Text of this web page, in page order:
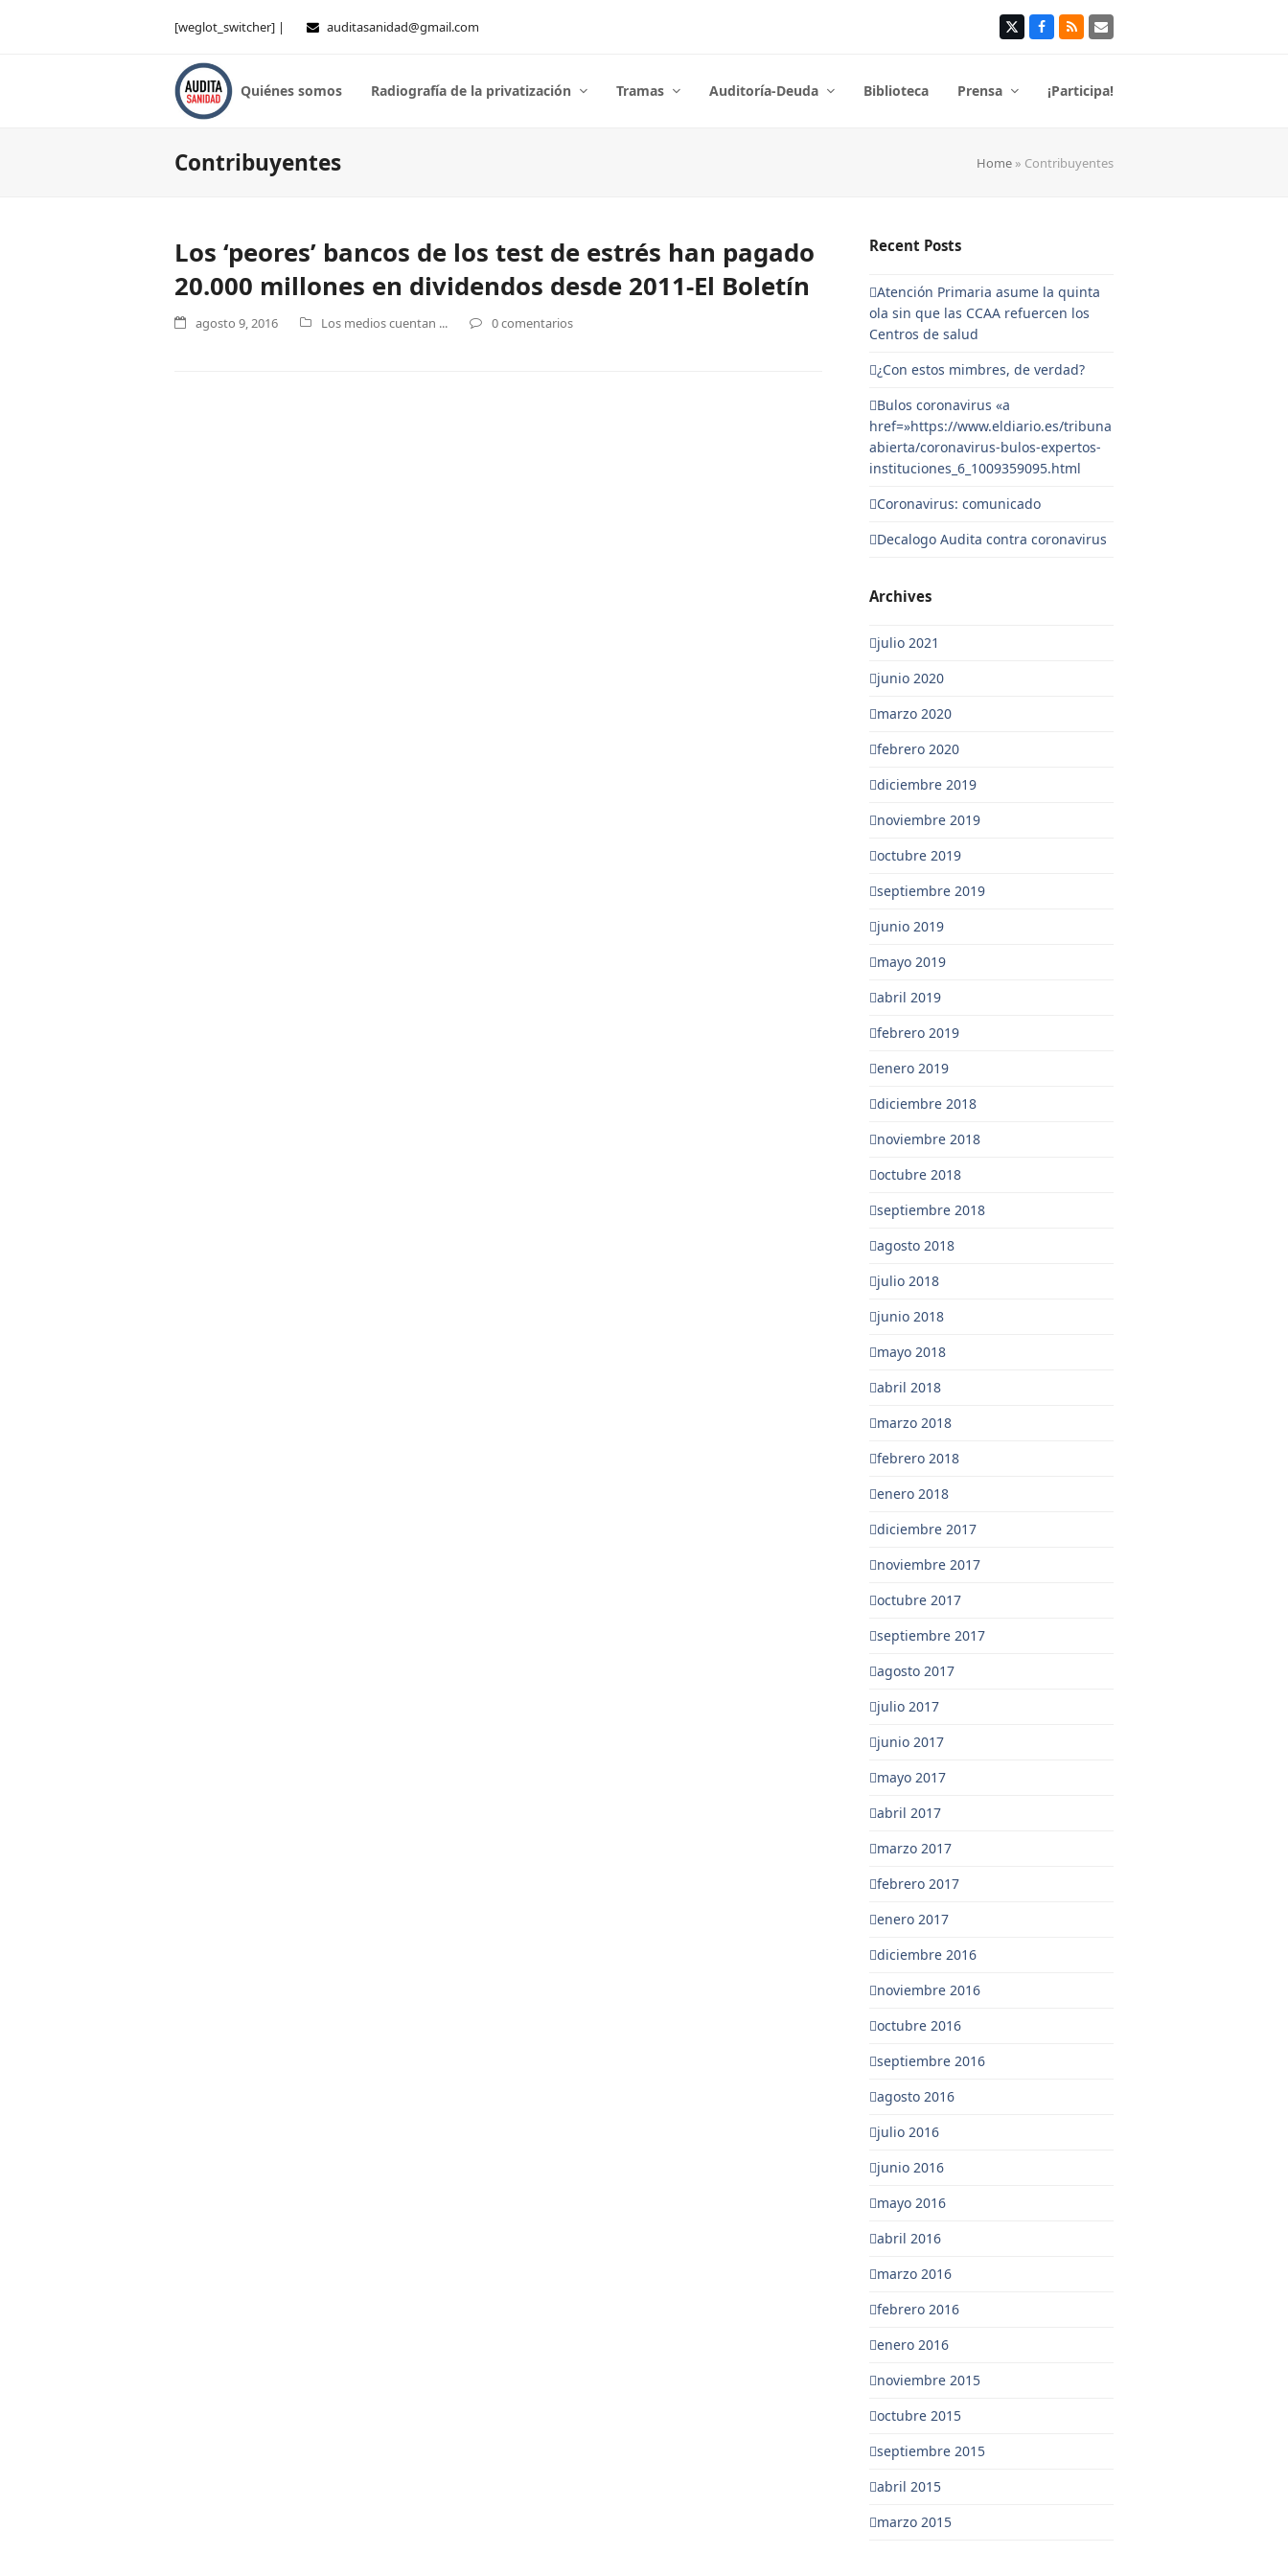
[weglot_switcher] | auditasanidad@gmail.com TwitterFacebook
RSS Correo
Quiénes somos Radiografía de la privatización Tramas Auditoría-Deuda Biblioteca Prensa ¡Participa!
Contribuyentes Home » Contribuyentes
Los ‘peores’ bancos de los test de estrés han pagado
20.000 millones en dividendos desde 2011-El Boletín
agosto 9, 2016 Los medios cuentan ... 0 comentarios
Recent Posts
Atención Primaria asume la quinta
ola sin que las CCAA refuercen los
Centros de salud
¿Con estos mimbres, de verdad?
Bulos coronavirus «a
href=»https://www.eldiario.es/tribuna
abierta/coronavirus-bulos-expertos-
instituciones_6_1009359095.html
Coronavirus: comunicado
Decalogo Audita contra coronavirus
Archives
julio 2021
junio 2020
marzo 2020
febrero 2020
diciembre 2019
noviembre 2019
octubre 2019
septiembre 2019
junio 2019
mayo 2019
abril 2019
febrero 2019
enero 2019
diciembre 2018
noviembre 2018
octubre 2018
septiembre 2018
agosto 2018
julio 2018
junio 2018
mayo 2018
abril 2018
marzo 2018
febrero 2018
enero 2018
diciembre 2017
noviembre 2017
octubre 2017
septiembre 2017
agosto 2017
julio 2017
junio 2017
mayo 2017
abril 2017
marzo 2017
febrero 2017
enero 2017
diciembre 2016
noviembre 2016
octubre 2016
septiembre 2016
agosto 2016
julio 2016
junio 2016
mayo 2016
abril 2016
marzo 2016
febrero 2016
enero 2016
noviembre 2015
octubre 2015
septiembre 2015
abril 2015
marzo 2015